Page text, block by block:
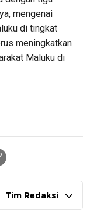
mengenai
di tingkat
meningkatkan
Maluku di
Tim Redaksi